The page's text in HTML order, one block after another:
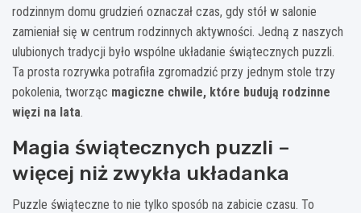
rodzinnym domu grudzień oznaczał czas, gdy stół w salonie
zamieniał się w centrum rodzinnych aktywności. Jedną z naszych
ulubionych tradycji było wspólne układanie świątecznych puzzli.
Ta prosta rozrywka potrafiła zgromadzić przy jednym stole trzy
pokolenia, tworząc magiczne chwile, które budują rodzinne
więzi na lata.
Magia świątecznych puzzli –
więcej niż zwykła układanka
Puzzle świąteczne to nie tylko sposób na zabicie czasu. To